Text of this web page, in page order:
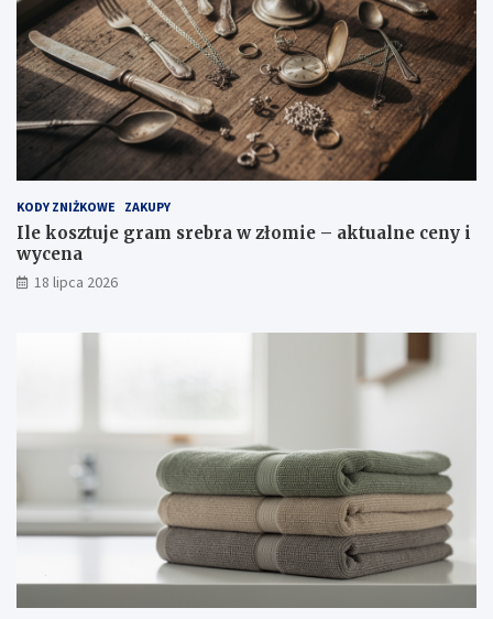
KODY ZNIŻKOWE ZAKUPY
Ile kosztuje gram srebra w złomie – aktualne ceny i
wycena
18 lipca 2026